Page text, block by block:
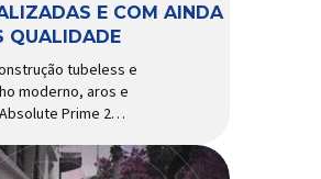
E COM AINDA
QUALIDADE
tubeless e
moderno, aros e
Prime 2
melhorias No